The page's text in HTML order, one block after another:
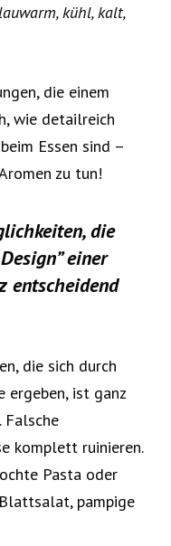
kühl, kalt,
die einem
wie detailreich
Essen sind –
zu tun!
die
einer
entscheidend
die sich durch
ergeben, ist ganz
Falsche
komplett ruinieren.
Pasta oder
pampige